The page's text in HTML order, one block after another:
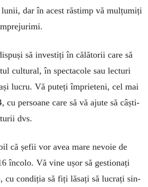
dar în acest răstimp vă mulțu­miți
să investiți în călătorii care să
cultural, în specta­cole sau lecturi
lucru. Vă puteți împrie­teni, cel mai
cu per­soane care să vă ajute să câști­
dvs.
că șefii vor avea mare nevoie de
încolo. Vă vine ușor să gestionați
cu con­diția să fiți lăsați să lucrați sin­